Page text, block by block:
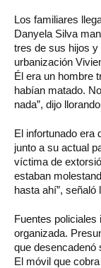
Los familiares
Danyela Silva
tres de sus hijos y
urbanización
Él era un hombre
habían matado.
nada”, dijo
El infortunado era
junto a su actual
víctima de
estaban
hasta ahí”, señaló
Fuentes policiales
organizada.
que desencadenó
El móvil que